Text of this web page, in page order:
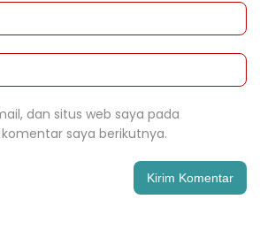
dan situs web saya pada
saya berikutnya.